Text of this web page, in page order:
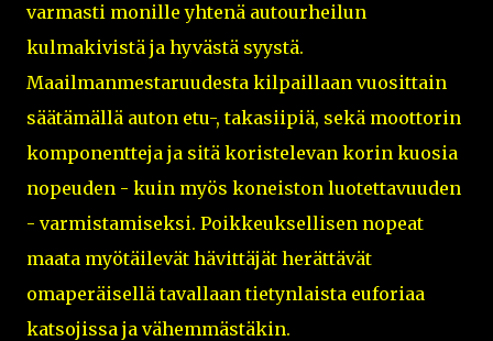
varmasti monille yhtenä autourheilun
kulmakivistä ja hyvästä syystä.
Maailmanmestaruudesta kilpaillaan vuosittain
säätämällä auton etu-, takasiipiä, sekä moottorin
komponentteja ja sitä koristelevan korin kuosia
nopeuden - kuin myös koneiston luotettavuuden
- varmistamiseksi. Poikkeuksellisen nopeat
maata myötäilevät hävittäjät herättävät
omaperäisellä tavallaan tietynlaista euforiaa
katsojissa ja vähemmästäkin.